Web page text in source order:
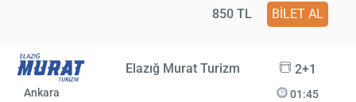
850 TL BİLET AL
Elazığ Murat Turizm 2+1
Ankara
01:45